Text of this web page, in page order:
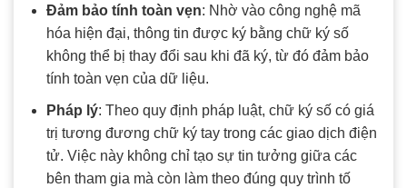
Đảm bảo tính toàn vẹn: Nhờ vào công nghệ mã
hóa hiện đại, thông tin được ký bằng chữ ký số
không thể bị thay đổi sau khi đã ký, từ đó đảm bảo
tính toàn vẹn của dữ liệu.
Pháp lý: Theo quy định pháp luật, chữ ký số có giá
trị tương đương chữ ký tay trong các giao dịch điện
tử. Việc này không chỉ tạo sự tin tưởng giữa các
bên tham gia mà còn làm theo đúng quy trình tố